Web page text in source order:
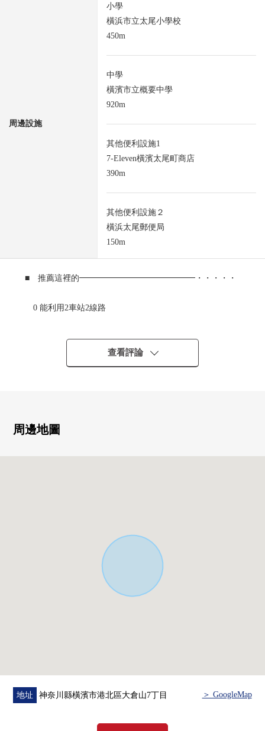
周邊設施
小學
橫浜市立太尾小學校
450m
中學
橫濱市立概要中學
920m
其他便利設施1
7-Eleven橫濱太尾町商店
390m
其他便利設施２
橫浜太尾郵便局
150m
■ 推薦這裡的━━━━━━━━━━━━━━・・・・・
0 能利用2車站2線路
東急東橫線"大倉山"車站步行16分鐘
0 土地面積82.76平方公尺(約25.03坪)
當有了興趣的時候，在下方，
請比"諮商"或者"預約參觀"更詢問。
因為也受理在電話的需討論所以，
查看評論
周邊地圖
地址 神奈川縣橫濱市港北區大倉山7丁目 ＞ GoogleMap